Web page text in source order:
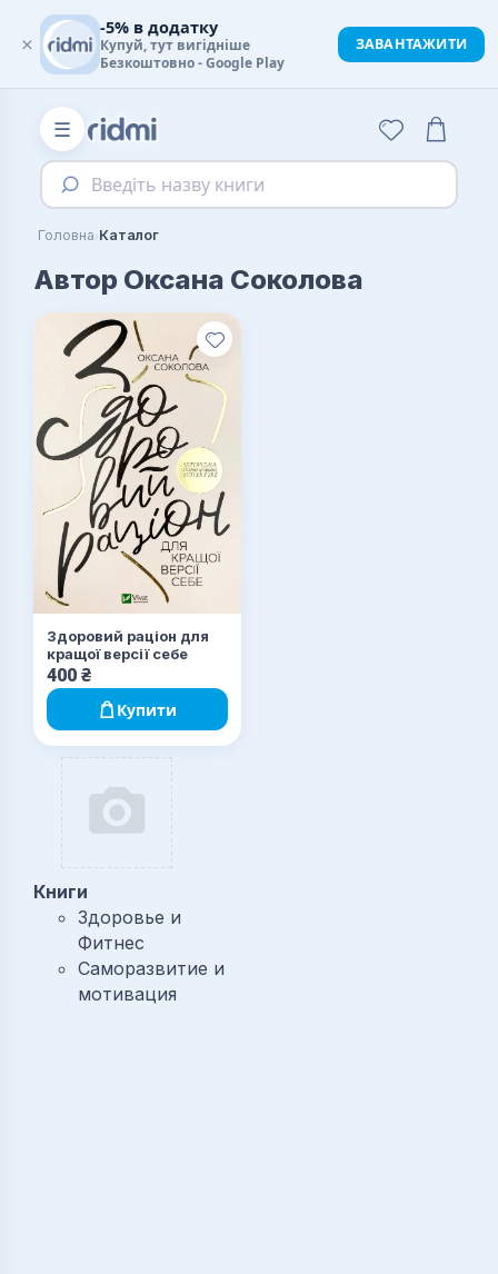
☰
Введіть назву книги
Головна›Каталог
Автор Оксана Соколова
Здоровий раціон для
кращої версії себе
400 ₴
Купити
Книги
Здоровье и
Фитнес
Саморазвитие и
мотивация
×
-5% в додатку
Купуй, тут вигідніше
Безкоштовно - Google Play
ЗАВАНТАЖИТИ